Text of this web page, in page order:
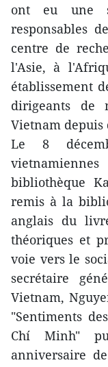
ont eu une
responsables
centre de
l'Asie, à
établissement
dirigeants de
Vietnam depuis
Le 8
bibliothèque
remis à la
anglais du
théoriques et
voie vers le
secrétaire
Vietnam,
"Sentiments
Chí Minh"
anniversaire